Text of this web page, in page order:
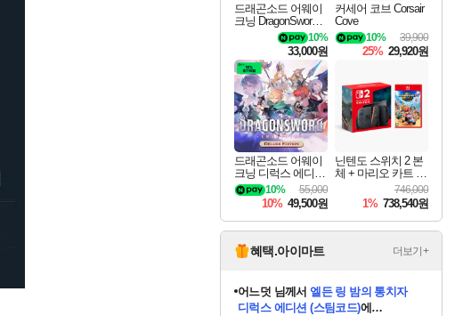
드래곤소드 어웨이
크닝 DragonSword A
10%
33,000원
커세어 코브 Corsair
Cove
39,900
10%
25% 29,920원
드래곤소드 어웨이
크닝 디럭스 에디션
DragonSword Awake
ning Deluxe Edition
55,000
10%
10% 49,500원
닌텐도 스위치 2 본
체 + 마리오 카트 월
746,000
1% 738,540원
혜택.아이마트 더보기+
어느덧 님께서엘든 링 밤의 통치자
디럭스 에디션 (스팀코드)에